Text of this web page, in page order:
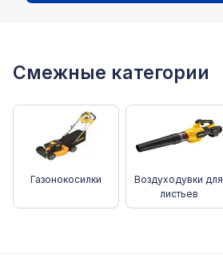
Смежные категории
Газонокосилки
Воздуходувки для
листьев